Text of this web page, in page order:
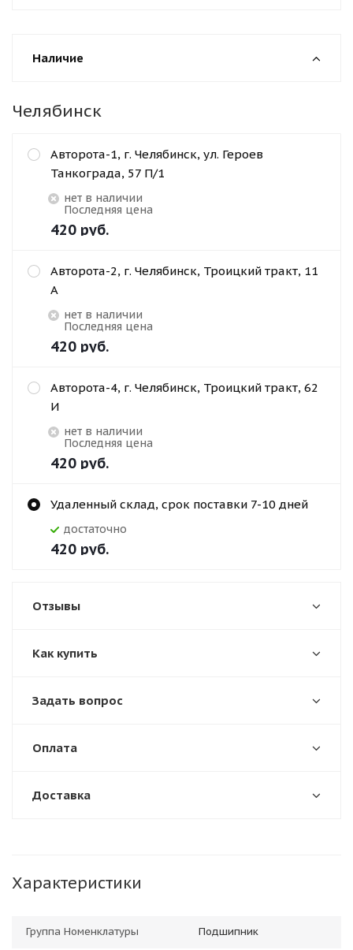
Наличие
Челябинск
Авторота-1, г. Челябинск, ул. Героев
Танкограда, 57 П/1
Нет в наличии
Последняя цена
420 руб.
Авторота-2, г. Челябинск, Троицкий тракт, 11
А
Нет в наличии
Последняя цена
420 руб.
Авторота-4, г. Челябинск, Троицкий тракт, 62
И
Нет в наличии
Последняя цена
420 руб.
Удаленный склад, срок поставки 7-10 дней
Достаточно
420 руб.
Отзывы
Как купить
Задать вопрос
Оплата
Доставка
Характеристики
Группа Номенклатуры Подшипник